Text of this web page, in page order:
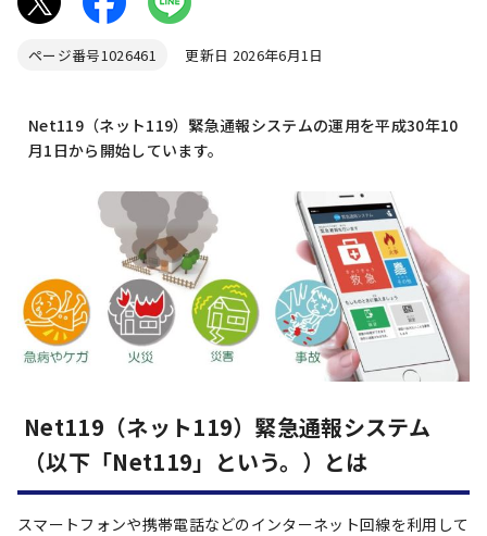
ページ番号1026461 更新日 2026年6月1日
Net119（ネット119）緊急通報システムの運用を平成30年10
月1日から開始しています。
Net119（ネット119）緊急通報システム
（以下「Net119」という。）とは
スマートフォンや携帯電話などのインターネット回線を利用して